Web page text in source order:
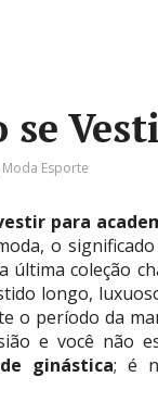
se
Moda Esporte
para
o
última coleção
longo,
o período da
e você não
ginástica; é